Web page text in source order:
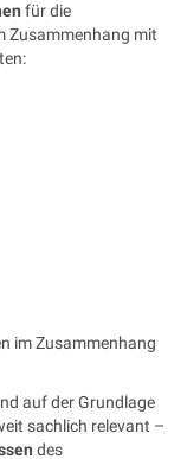
für die
Zusammenhang mit
im Zusammenhang
auf der Grundlage
sachlich relevant –
des